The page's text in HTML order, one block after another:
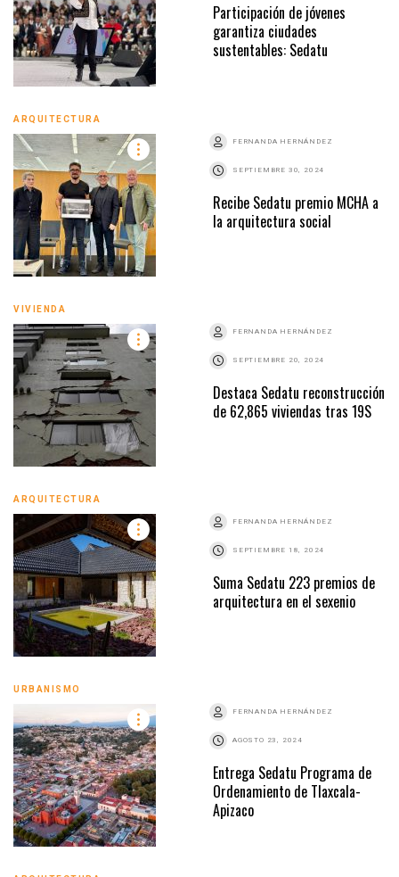
Participación de jóvenes
garantiza ciudades
sustentables: Sedatu
ARQUITECTURA
FERNANDA HERNÁNDEZ
SEPTIEMBRE 30, 2024
Recibe Sedatu premio MCHA a
la arquitectura social
VIVIENDA
FERNANDA HERNÁNDEZ
SEPTIEMBRE 20, 2024
Destaca Sedatu reconstrucción
de 62,865 viviendas tras 19S
ARQUITECTURA
FERNANDA HERNÁNDEZ
SEPTIEMBRE 18, 2024
Suma Sedatu 223 premios de
arquitectura en el sexenio
URBANISMO
FERNANDA HERNÁNDEZ
AGOSTO 23, 2024
Entrega Sedatu Programa de
Ordenamiento de Tlaxcala-
Apizaco